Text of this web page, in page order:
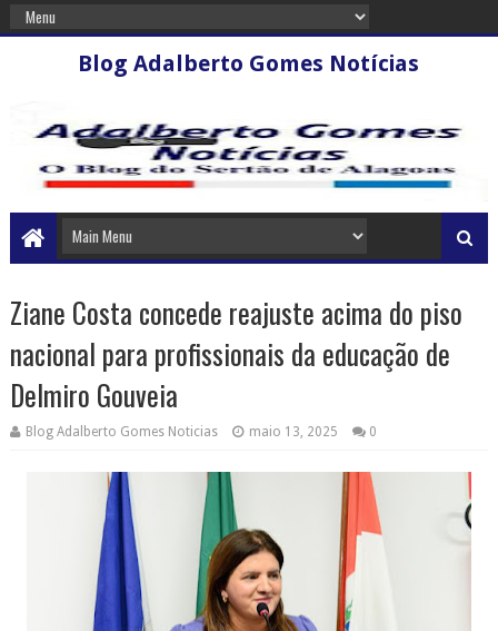
Blog Adalberto Gomes Notícias
Ziane Costa concede reajuste acima do piso
nacional para profissionais da educação de
Delmiro Gouveia
Blog Adalberto Gomes Noticias maio 13, 2025 0